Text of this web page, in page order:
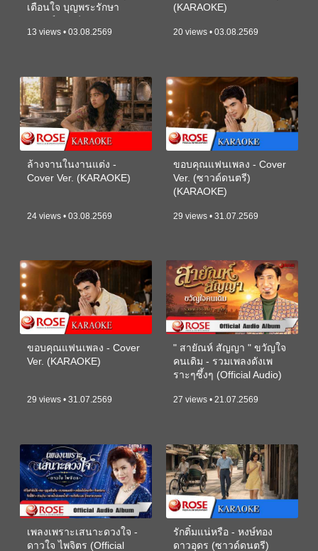
เตือนใจ บุญพระรักษา
13 views • 03.08.2569
(KARAOKE)
20 views • 03.08.2569
ล้างจานในงานแต่ง -
Cover Ver. (KARAOKE)
24 views • 03.08.2569
ขอบคุณแฟนเพลง - Cover
Ver. (ซาวด์ดนตรี)
(KARAOKE)
29 views • 31.07.2569
ขอบคุณแฟนเพลง - Cover
Ver. (KARAOKE)
29 views • 31.07.2569
" สายัณห์ สัญญา " ขวัญใจ
คนเดิม - รวมเพลงดังเพ
ราะๆซึ้งๆ (Official Audio)
27 views • 21.07.2569
เพลงเพราะเสนาะดวงใจ -
ดาวใจ ไพจิตร (Official
รักติ๋มแน่หรือ - หงษ์ทอง
ดาวอุดร (ซาวด์ดนตรี)